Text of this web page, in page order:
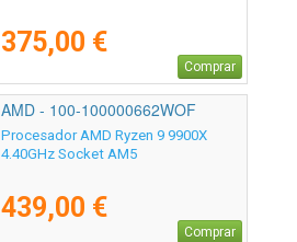
375,00 €
Comprar
AMD - 100-100000662WOF
Procesador AMD Ryzen 9 9900X
4.40GHz Socket AM5
439,00 €
Comprar